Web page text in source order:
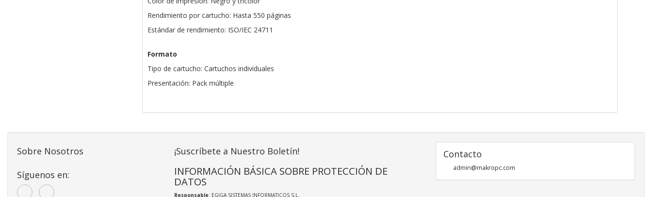
Rendimiento por cartucho: Hasta 550 páginas
Estándar de rendimiento: ISO/IEC 24711
Formato
Tipo de cartucho: Cartuchos individuales
Presentación: Pack múltiple
Sobre Nosotros
Síguenos en:
¡Suscríbete a Nuestro Boletín!
INFORMACIÓN BÁSICA SOBRE PROTECCIÓN DE
DATOS
Responsable: EGIGA SISTEMAS INFORMATICOS S.L.
Contacto
admin@makropc.com